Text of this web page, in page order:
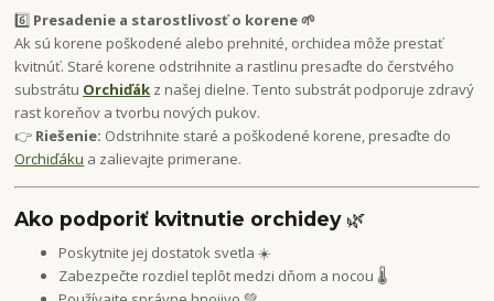
6️⃣ Presadenie a starostlivosť o korene 🌱
Ak sú korene poškodené alebo prehnité, orchidea môže prestať
kvitnúť. Staré korene odstrihnite a rastlinu presaďte do čerstvého
substrátu Orchiďák z našej dielne. Tento substrát podporuje zdravý
rast koreňov a tvorbu nových pukov.
👉 Riešenie: Odstrihnite staré a poškodené korene, presaďte do
Orchiďáku a zalievajte primerane.
Ako podporiť kvitnutie orchidey🌿
Poskytnite jej dostatok svetla ☀️
Zabezpečte rozdiel teplôt medzi dňom a nocou 🌡️